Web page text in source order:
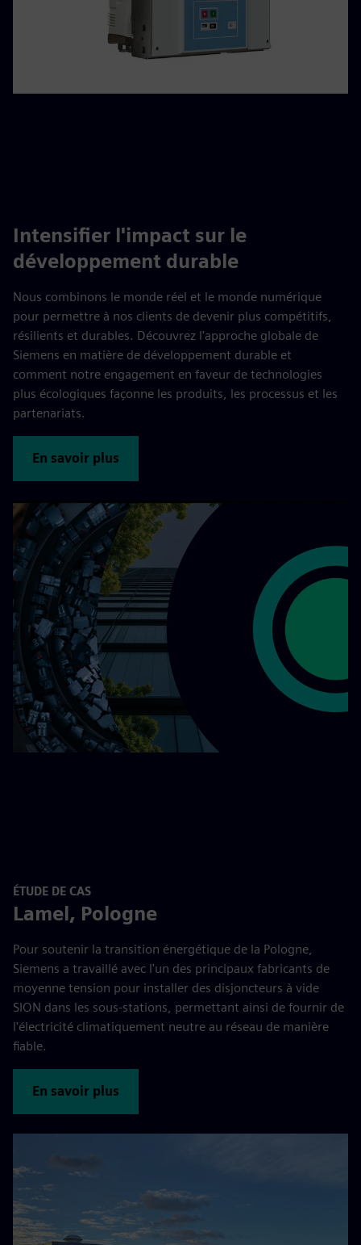
Intensifier l'impact sur le
développement durable
Nous combinons le monde réel et le monde numérique
pour permettre à nos clients de devenir plus compétitifs,
résilients et durables. Découvrez l'approche globale de
Siemens en matière de développement durable et
comment notre engagement en faveur de technologies
plus écologiques façonne les produits, les processus et les
partenariats.
En savoir plus
ÉTUDE DE CAS
Lamel, Pologne
Pour soutenir la transition énergétique de la Pologne,
Siemens a travaillé avec l'un des principaux fabricants de
moyenne tension pour installer des disjoncteurs à vide
SION dans les sous-stations, permettant ainsi de fournir de
l'électricité climatiquement neutre au réseau de manière
fiable.
En savoir plus